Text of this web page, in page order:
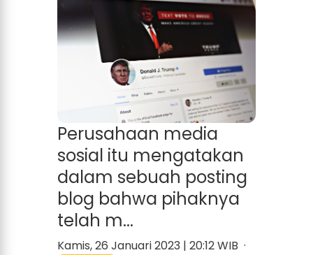
Perusahaan media
sosial itu mengatakan
dalam sebuah posting
blog bahwa pihaknya
telah m...
Kamis, 26 Januari 2023 | 20:12 WIB ·